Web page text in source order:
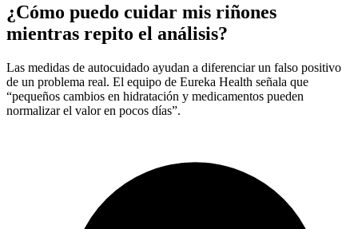
¿Cómo puedo cuidar mis riñones
mientras repito el análisis?
Las medidas de autocuidado ayudan a diferenciar un falso positivo
de un problema real. El equipo de Eureka Health señala que
“pequeños cambios en hidratación y medicamentos pueden
normalizar el valor en pocos días”.